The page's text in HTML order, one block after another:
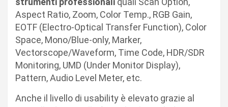
Aspect Ratio, Zoom, Color Temp., RGB Gain,
EOTF (Electro-Optical Transfer Function), Color
Space, Mono/Blue-only, Marker,
Vectorscope/Waveform, Time Code, HDR/SDR
Monitoring, UMD (Under Monitor Display),
Pattern, Audio Level Meter, etc.
Anche il livello di usability è elevato grazie al